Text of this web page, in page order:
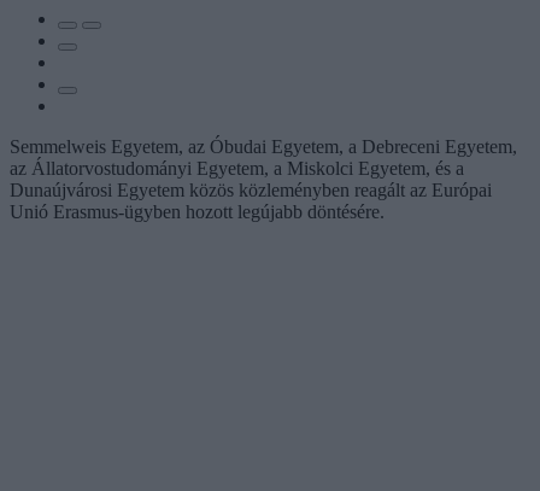
Semmelweis Egyetem, az Óbudai Egyetem, a Debreceni Egyetem,
az Állatorvostudományi Egyetem, a Miskolci Egyetem, és a
Dunaújvárosi Egyetem közös közleményben reagált az Európai
Unió Erasmus-ügyben hozott legújabb döntésére.